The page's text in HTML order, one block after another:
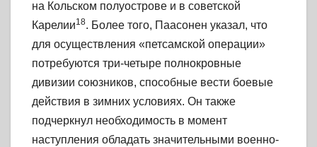
на Кольском полуострове и в советской
Карелии18. Более того, Паасонен указал, что
для осуществления «петсамской операции»
потребуются три-четыре полнокровные
дивизии союзников, способные вести боевые
действия в зимних условиях. Он также
подчеркнул необходимость в момент
наступления обладать значительными военно-